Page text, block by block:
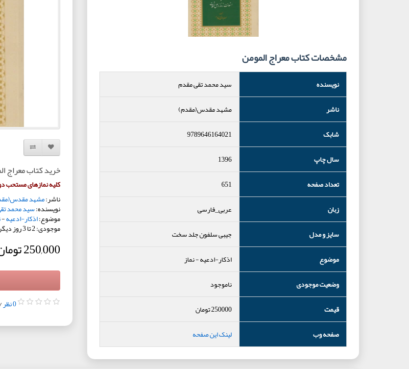
مشخصات کتاب معراج المومن
نویسنده
سید محمد تقی مقدم
ناشر
مشهد مقدس(مقدم)
شابک
9789646164021
سال چاپ
1396
تعداد صفحه
651
زبان
عربی_فارسی
سایز و مدل
جیبی سلفون جلد سخت
موضوع
اذکار-ادعیه-نماز
وضعیت موجودی
ناموجود
قیمت
250000تومان
صفحه وب
لینک این صفحه
افزودن به لیست دلخواه
مقایسه این
خرید کتاب معراج
کلیه نمازهای مستحب
ناشر:مشهد
نویسنده:سید محمد
موضوع:اذکار-ادعیه-
موجودی: 2 تا 3 روز دیگر
250,000 تومان
0 نظر /